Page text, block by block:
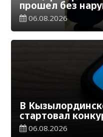
прошел без
общественного
06.08.2026
В
стартовал
семейных
06.08.2026